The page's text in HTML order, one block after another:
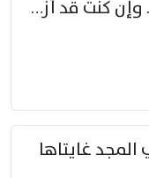
أفاطم مهلا بعض هذا التدلل … وإن كنت قد أزمعت صرمي فأجملي
المجد غايتاها